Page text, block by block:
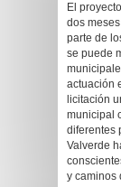
El
dos
parte de
se puede
actuación
licitación
municipal
diferentes
Valverde
y caminos